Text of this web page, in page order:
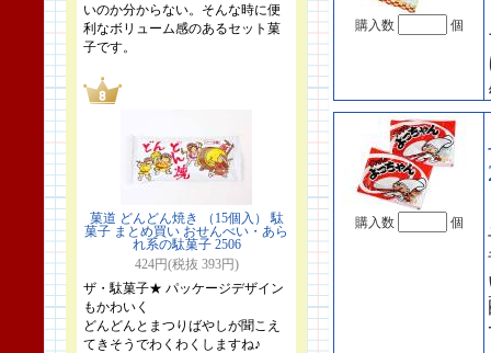
いのか分からない。そんな時に便
利なボリューム感のあるセット菓
子です。
菓道 どんどん焼き （15個入） 駄
菓子 まとめ買い おせんべい・あら
れ系の駄菓子 2506
424円(税抜 393円)
ザ・駄菓子★ パッケージデザイン
もかわいく
どんどんとまつりばやしが聞こえ
てきそうでわくわくしますね♪
購入数 個
購入数 個